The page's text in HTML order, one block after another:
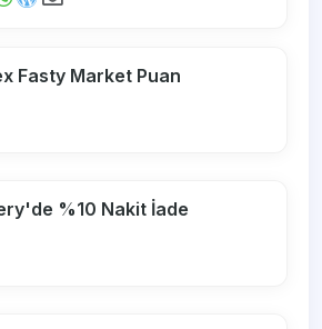
Fasty Market Puan
%10 Nakit İade